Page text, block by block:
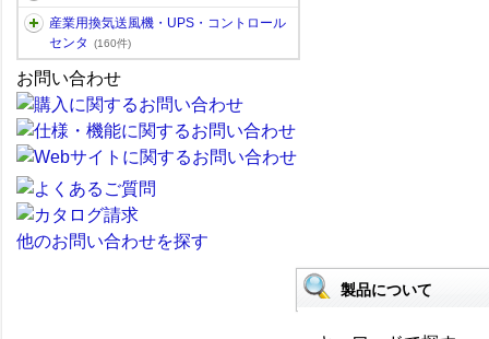
産業用換気送風機・UPS・コントロール
センタ
(160件)
お問い合わせ
他のお問い合わせを探す
製品について